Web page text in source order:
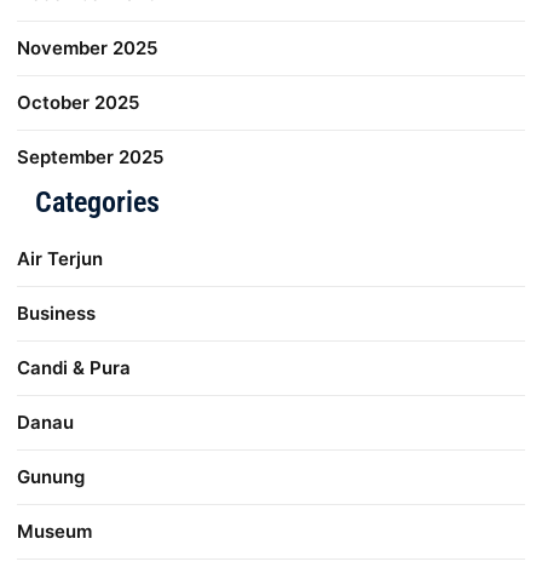
November 2025
October 2025
September 2025
Categories
Air Terjun
Business
Candi & Pura
Danau
Gunung
Museum